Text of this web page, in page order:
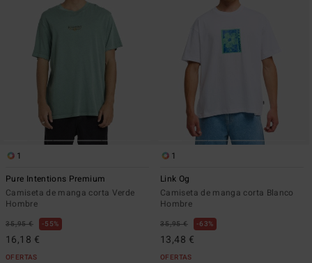
1
Pure Intentions Premium
Camiseta de manga corta Verde
Hombre
35,95 € 55%
16,18 €
OFERTAS
1
Link Og
Camiseta de manga corta Blanco
Hombre
35,95 € 63%
13,48 €
OFERTAS